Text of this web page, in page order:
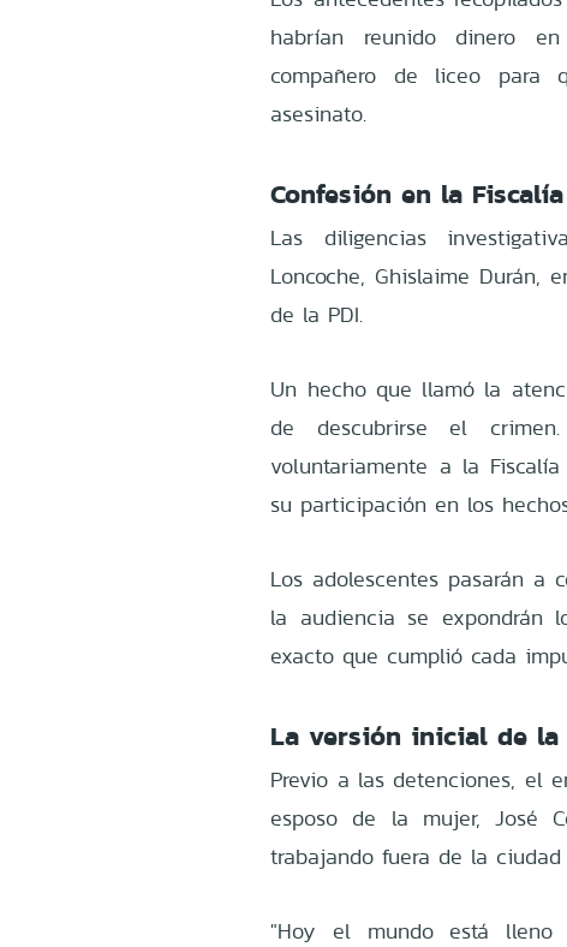
habrían reunido dinero
compañero de liceo para
asesinato.
Confesión en la Fiscalía
Las diligencias
Loncoche, Ghislaime Durán,
de la PDI.
Un hecho que llamó la
de descubrirse el
voluntariamente a la
su participación en los
Los adolescentes pasarán a
la audiencia se expondrán
exacto que cumplió cada
La versión inicial de
Previo a las detenciones, el
esposo de la mujer, José
trabajando fuera de la
"Hoy el mundo está lleno